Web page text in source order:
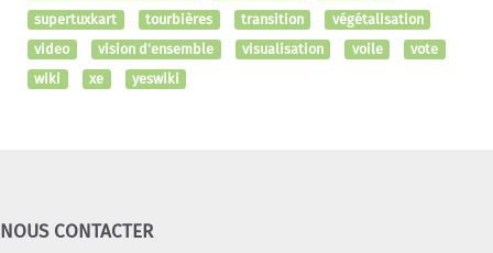
supertuxkart
tourbières transition
végétalisation
video
vision d'ensemble visualisation voile
vote
wiki
xe yeswiki
NOUS CONTACTER